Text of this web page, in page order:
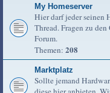
My Homeserver
Hier darf jeder seinen
Thread. Fragen zu
Forum.
Themen: 208
Marktplatz
Sollte jemand